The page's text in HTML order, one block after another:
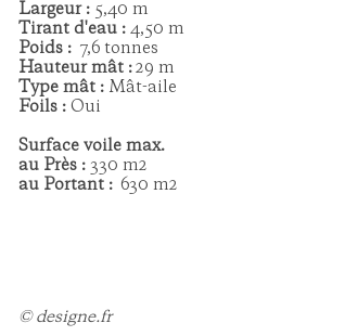
Largeur : 5,40 m
Tirant d'eau : 4,50 m
Poids : 7,6 tonnes
Hauteur mât :29 m
Type mât : Mât-aile
Foils : Oui
Surface voile max.
au Près : 330 m2
au Portant : 630 m2
© designe.fr